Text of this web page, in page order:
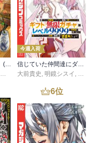
異世界居酒屋「のぶ」(22)
,転
今週入荷
信じていた仲間達にダンジョン奥地で殺されかけたがギフト『無限ガチャ』でレベル９９９９の仲間達を手に入れて元パーティーメンバーと世界に復讐＆『ざまぁ！』します！（２３）
大前貴史 , 明鏡シスイ , ｔ
6位